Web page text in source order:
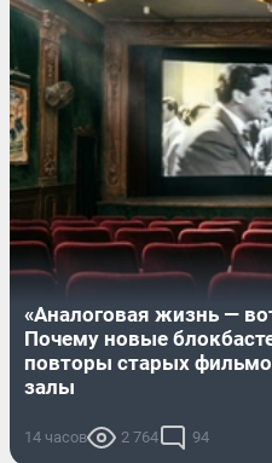
«Аналоговая жизнь —
Почему новые
повторы старых
залы
14 часов 2 764 94